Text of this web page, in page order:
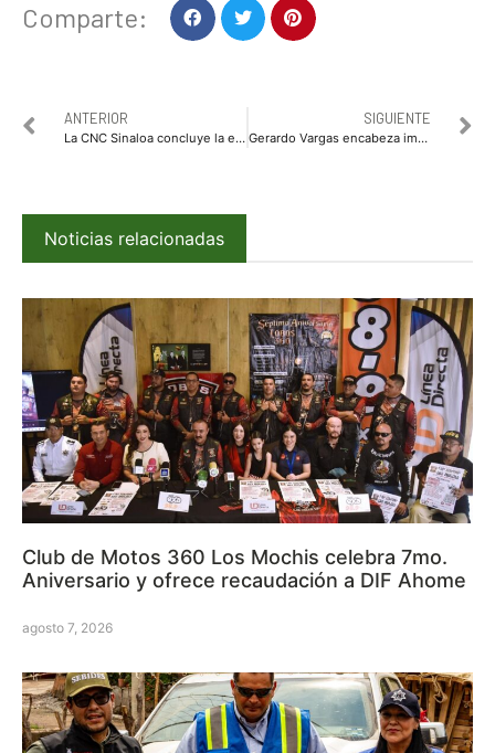
Comparte:
ANTERIOR
La CNC Sinaloa concluye la entrega de semilla de temporal
SIGUIENTE
Gerardo Vargas encabeza importante encuentro con ganaderos locales de Ahome
Noticias relacionadas
Club de Motos 360 Los Mochis celebra 7mo.
Aniversario y ofrece recaudación a DIF Ahome
agosto 7, 2026